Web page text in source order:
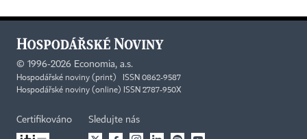
© 1996-2026 Economia, a.s.
Hospodářské noviny (print) ISSN 0862-9587
Hospodářské noviny (online) ISSN 2787-950X
Certifikováno Sledujte nás